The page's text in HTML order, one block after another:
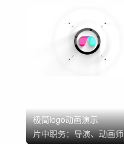
极简logo动画演示
片中职务：导演、动画师